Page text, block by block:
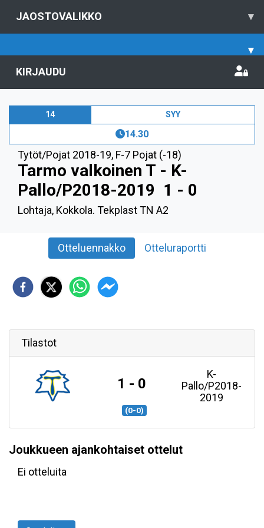
JAOSTOVALIKKO ▾
▾
KIRJAUDU
14 SYY
14.30
Tytöt/Pojat 2018-19, F-7 Pojat (-18)
Tarmo valkoinen T - K-
Pallo/P2018-2019 1 - 0
Lohtaja, Kokkola. Tekplast TN A2
Otteluennakko Otteluraportti
Tilastot
1 - 0
K-
Pallo/P2018-
2019
(0-0)
Joukkueen ajankohtaiset ottelut
Ei otteluita